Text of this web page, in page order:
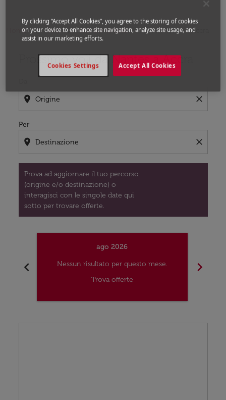
Home Voli Voli per Ghana Voli Nantes - Accra
Prossimo voli da Nantes a Accra
location_on close
Per
location_on close
Prova ad aggiornare il tuo percorso
(origine e/o destinazione) o
interagisci con le singole date qui
sotto per trovare offerte.
Prova ad aggiornare il tuo percorso (origine e/o
chevron_left
ago 2026
Nessun risultato per questo mese.
Trova offerte
chevron_right
By clicking “Accept All Cookies”, you agree to the storing of cookies
on your device to enhance site navigation, analyze site usage, and
assist in our marketing efforts.
Accept All Cookies
Cookies Settings